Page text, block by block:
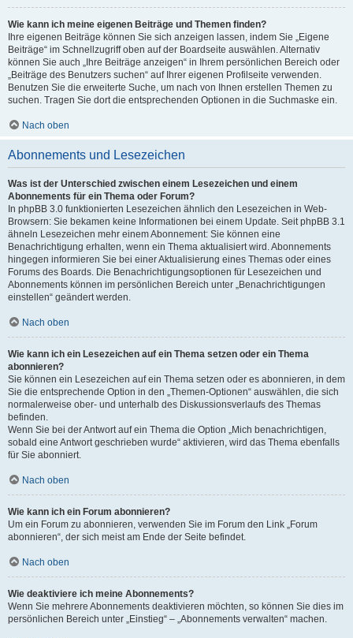
Wie kann ich meine eigenen Beiträge und Themen finden?
Ihre eigenen Beiträge können Sie sich anzeigen lassen, indem Sie „Eigene
Beiträge“ im Schnellzugriff oben auf der Boardseite auswählen. Alternativ
können Sie auch „Ihre Beiträge anzeigen“ in Ihrem persönlichen Bereich oder
„Beiträge des Benutzers suchen“ auf Ihrer eigenen Profilseite verwenden.
Benutzen Sie die erweiterte Suche, um nach von Ihnen erstellen Themen zu
suchen. Tragen Sie dort die entsprechenden Optionen in die Suchmaske ein.
Nach oben
Abonnements und Lesezeichen
Was ist der Unterschied zwischen einem Lesezeichen und einem
Abonnements für ein Thema oder Forum?
In phpBB 3.0 funktionierten Lesezeichen ähnlich den Lesezeichen in Web-
Browsern: Sie bekamen keine Informationen bei einem Update. Seit phpBB 3.1
ähneln Lesezeichen mehr einem Abonnement: Sie können eine
Benachrichtigung erhalten, wenn ein Thema aktualisiert wird. Abonnements
hingegen informieren Sie bei einer Aktualisierung eines Themas oder eines
Forums des Boards. Die Benachrichtigungsoptionen für Lesezeichen und
Abonnements können im persönlichen Bereich unter „Benachrichtigungen
einstellen“ geändert werden.
Nach oben
Wie kann ich ein Lesezeichen auf ein Thema setzen oder ein Thema
abonnieren?
Sie können ein Lesezeichen auf ein Thema setzen oder es abonnieren, in dem
Sie die entsprechende Option in den „Themen-Optionen“ auswählen, die sich
normalerweise ober- und unterhalb des Diskussionsverlaufs des Themas
befinden.
Wenn Sie bei der Antwort auf ein Thema die Option „Mich benachrichtigen,
sobald eine Antwort geschrieben wurde“ aktivieren, wird das Thema ebenfalls
für Sie abonniert.
Nach oben
Wie kann ich ein Forum abonnieren?
Um ein Forum zu abonnieren, verwenden Sie im Forum den Link „Forum
abonnieren“, der sich meist am Ende der Seite befindet.
Nach oben
Wie deaktiviere ich meine Abonnements?
Wenn Sie mehrere Abonnements deaktivieren möchten, so können Sie dies im
persönlichen Bereich unter „Einstieg“ – „Abonnements verwalten“ machen.